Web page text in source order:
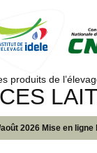
produits de
2026 Mise en ligne